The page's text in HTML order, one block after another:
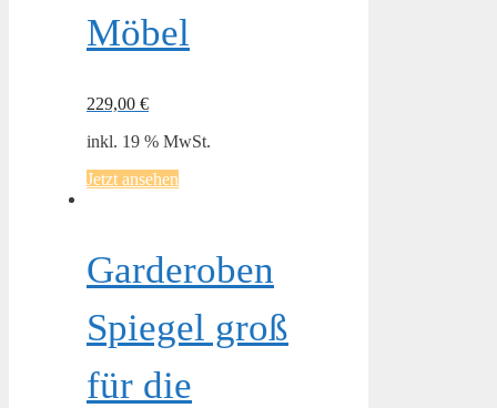
Möbel
229,00 €
inkl. 19 % MwSt.
Jetzt ansehen
Garderoben
Spiegel groß
für die